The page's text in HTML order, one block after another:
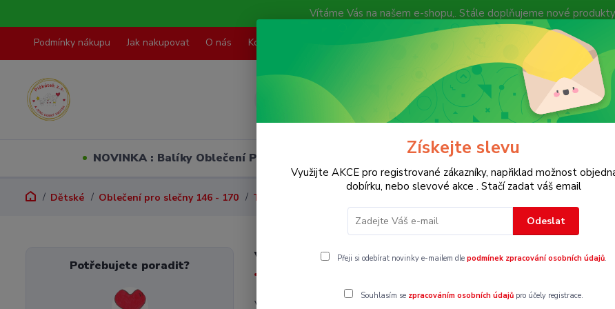
Vítáme Vás na našem e-shopu,. Stále doplňujeme nové
Podmínky nákupu Jak nakupovat O nás Kontakty
Hledat
Nevíte si rady? Zavolejte. + 420
NOVINKA : Balíky Oblečení PO VELIKOSTECH Dětské Dámské
Dětské Oblečení pro slečny 146 - 170 Tepláky,legíny,punčochy
Vel.152
V této kategorii nebylo nalezeno žádné zboží.
Potřebujete poradit?
Získejte slevu
Využijte AKCE pro registrované zákazníky, napřiklad možnost
dobírku, nebo slevové akce . Stačí zadat váš email
Odeslat
Přeji si odebírat novinky e-mailem dle podmínek zpracování osobních údajů.
Souhlasím se zpracováním osobních údajůpro účely registrace.